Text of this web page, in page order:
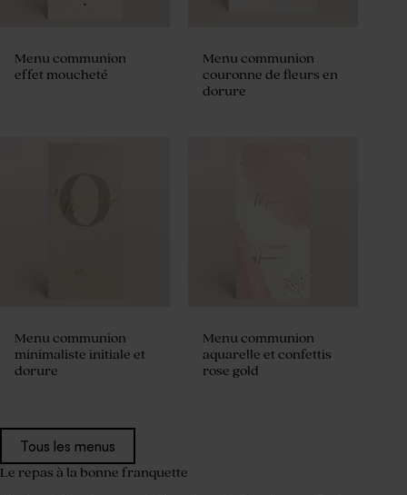
Menu communion
effet moucheté
Menu communion
couronne de fleurs en
dorure
Menu communion
minimaliste initiale et
dorure
Menu communion
aquarelle et confettis
rose gold
Tous les menus
Le repas à la bonne franquette